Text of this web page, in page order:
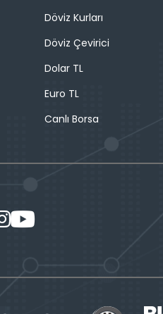
Döviz Kurları
Döviz Çevirici
Dolar TL
Euro TL
Canlı Borsa